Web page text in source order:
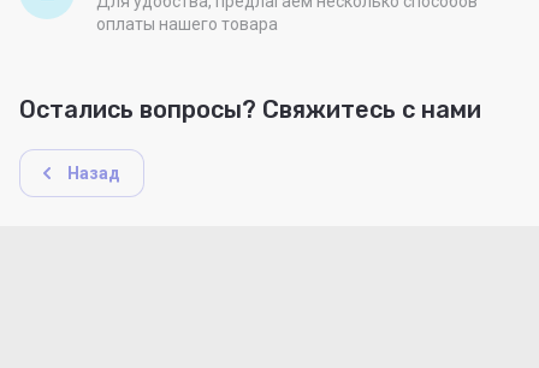
оплаты нашего товара
Остались вопросы? Свяжитесь с нами
Назад